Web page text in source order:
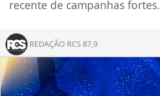
recente de campanhas fortes.
REDAÇÃO RCS 87,9